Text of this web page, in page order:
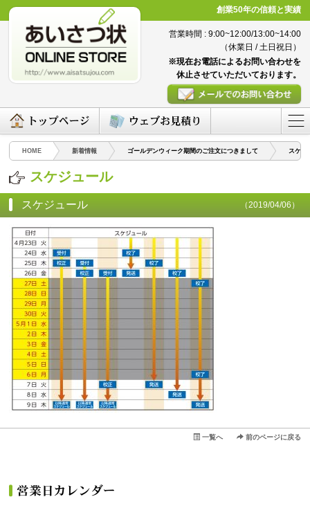
創業50年の信頼と実績
営業時間 : 9:00~12:00/13:00~14:00
（休業日 / 土日祝日）
※現在お電話によるお問い合わせを
休止させていただいております。
HOME 新着情報 ゴールデンウィーク期間のご注文につきまして スケジ
スケジュール
スケジュール （2019/04/06）
一覧へ 前のページに戻る